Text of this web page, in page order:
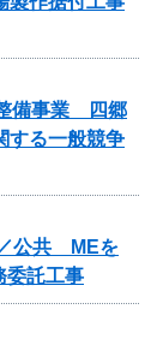
備事業 四郷
する一般競争
／公共 MEを
委託工事